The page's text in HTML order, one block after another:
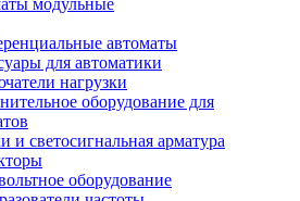
модульные
автоматы
для автоматики
нагрузки
оборудование для
и светосигнальная арматура
оборудование